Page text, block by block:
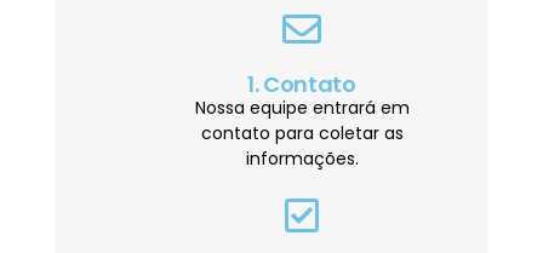
1. Contato
Nossa equipe entrará em
contato para coletar as
informações.